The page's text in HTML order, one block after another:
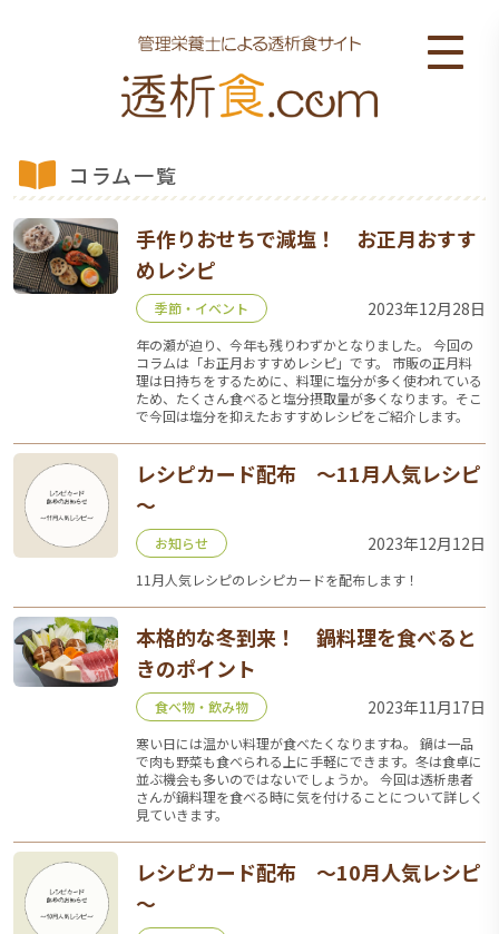
コラム一覧
手作りおせちで減塩！ お正月おすす
めレシピ
季節・イベント 2023年12月28日
年の瀬が迫り、今年も残りわずかとなりました。 今回の
コラムは「お正月おすすめレシピ」です。 市販の正月料
理は日持ちをするために、料理に塩分が多く使われている
ため、たくさん食べると塩分摂取量が多くなります。そこ
で今回は塩分を抑えたおすすめレシピをご紹介します。
レシピカード配布 ～11月人気レシピ
～
お知らせ 2023年12月12日
11月人気レシピのレシピカードを配布します！
本格的な冬到来！ 鍋料理を食べると
きのポイント
食べ物・飲み物 2023年11月17日
寒い日には温かい料理が食べたくなりますね。 鍋は一品
で肉も野菜も食べられる上に手軽にできます。冬は食卓に
並ぶ機会も多いのではないでしょうか。 今回は透析患者
さんが鍋料理を食べる時に気を付けることについて詳しく
見ていきます。
レシピカード配布 ～10月人気レシピ
～